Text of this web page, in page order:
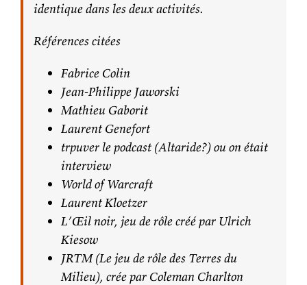
identique dans les deux activités.
Références citées
Fabrice Colin
Jean-Philippe Jaworski
Mathieu Gaborit
Laurent Genefort
trpuver le podcast (Altaride?) ou on était
interview
World of Warcraft
Laurent Kloetzer
L’Œil noir, jeu de rôle créé par Ulrich
Kiesow
JRTM (Le jeu de rôle des Terres du
Milieu), crée par Coleman Charlton